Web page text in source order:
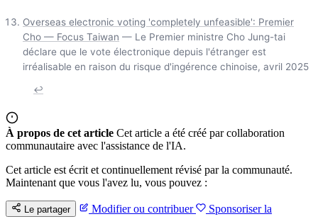
Overseas electronic voting 'completely unfeasible': Premier
Cho — Focus Taiwan — Le Premier ministre Cho Jung-tai
déclare que le vote électronique depuis l'étranger est
irréalisable en raison du risque d'ingérence chinoise, avril 2025
↩
À propos de cet article Cet article a été créé par collaboration
communautaire avec l'assistance de l'IA.
Cet article est écrit et continuellement révisé par la communauté.
Maintenant que vous l'avez lu, vous pouvez :
Le partager Modifier ou contribuer
Sponsoriser la